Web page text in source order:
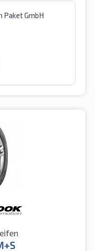
Paket GmbH